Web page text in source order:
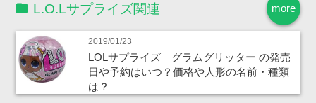
more
L.O.Lサプライズ関連
2019/01/23
LOLサプライズ グラムグリッター の発売
日や予約はいつ？価格や人形の名前・種類
は？